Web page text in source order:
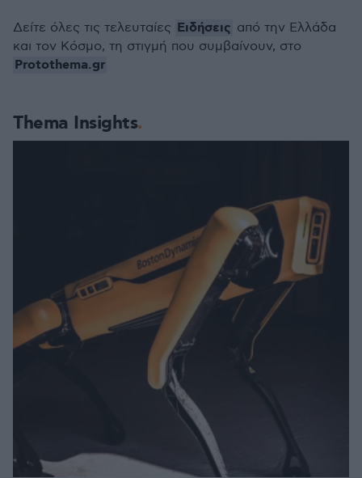
Thema Insights
Δείτε όλες τις τελευταίες Ειδήσεις από την Ελλάδα
και τον Κόσμο, τη στιγμή που συμβαίνουν, στο
Protothema.gr